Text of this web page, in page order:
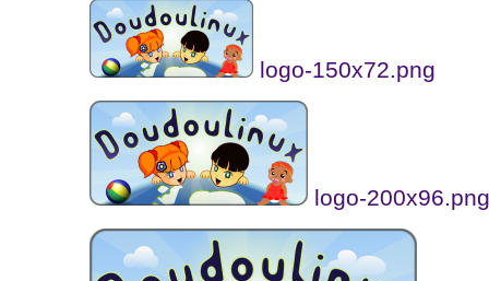
logo-150x72.png
logo-200x96.png